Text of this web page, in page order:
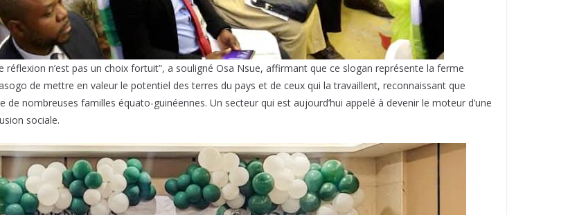
n’est pas un choix fortuit”, a souligné Osa Nsue, affirmant que ce slogan représente la ferme
de mettre en valeur le potentiel des terres du pays et de ceux qui la travaillent, reconnaissant que
de nombreuses familles équato-guinéennes. Un secteur qui est aujourd’hui appelé à devenir le moteur d’une
sociale.